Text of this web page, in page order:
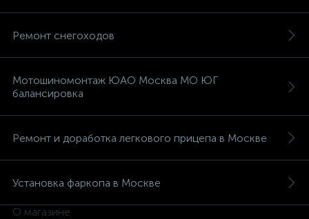
Ремонт снегоходов
Мотошиномонтаж ЮАО Москва МО ЮГ
балансировка
Ремонт и доработка легкового прицепа в Москве
Установка фаркопа в Москве
О магазине